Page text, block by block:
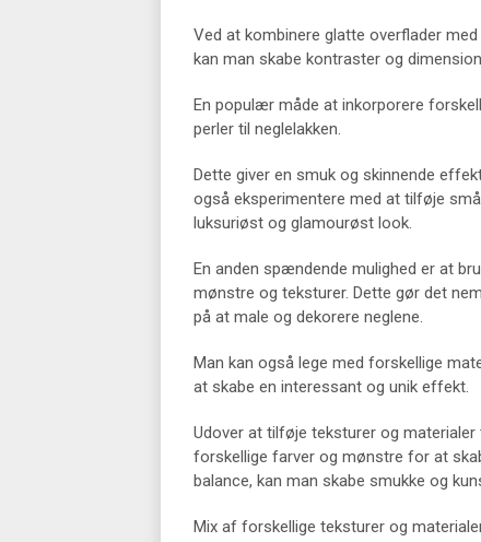
Ved at kombinere glatte overflader
kan man skabe kontraster og
En populær måde at inkorporere
perler til neglelakken.
Dette giver en smuk og skinnende
også eksperimentere med at tilføje
luksuriøst og glamourøst look.
En anden spændende mulighed er at
mønstre og teksturer. Dette gør det
på at male og dekorere neglene.
Man kan også lege med forskellige
at skabe en interessant og unik effekt.
Udover at tilføje teksturer og
forskellige farver og mønstre for at
balance, kan man skabe smukke og
Mix af forskellige teksturer og